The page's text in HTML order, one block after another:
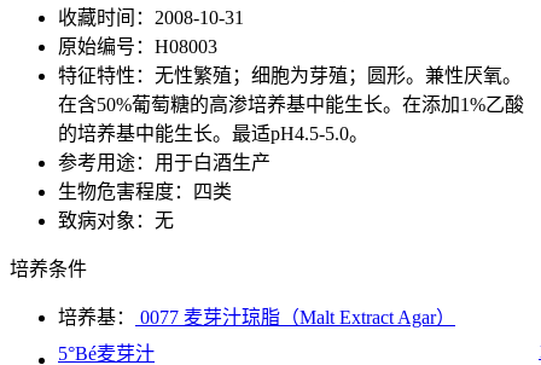
收藏时间：2008-10-31
原始编号：H08003
特征特性：无性繁殖；细胞为芽殖；圆形。兼性厌氧。
在含50%葡萄糖的高渗培养基中能生长。在添加1%乙酸
的培养基中能生长。最适pH4.5-5.0。
参考用途：用于白酒生产
生物危害程度：四类
致病对象：无
培养条件
培养基：
0077 麦芽汁琼脂（Malt Extract Agar）
5°Bé麦芽汁